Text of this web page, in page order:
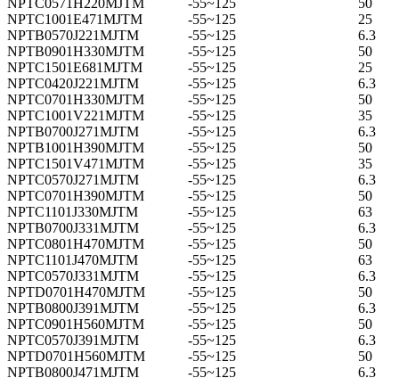
NPTC1001E471MJTM
-55~125
25
NPTB0570J221MJTM
-55~125
6.3
NPTB0901H330MJTM
-55~125
50
NPTC1501E681MJTM
-55~125
25
NPTC0420J221MJTM
-55~125
6.3
NPTC0701H330MJTM
-55~125
50
NPTC1001V221MJTM
-55~125
35
NPTB0700J271MJTM
-55~125
6.3
NPTB1001H390MJTM
-55~125
50
NPTC1501V471MJTM
-55~125
35
NPTC0570J271MJTM
-55~125
6.3
NPTC0701H390MJTM
-55~125
50
NPTC1101J330MJTM
-55~125
63
NPTB0700J331MJTM
-55~125
6.3
NPTC0801H470MJTM
-55~125
50
NPTC1101J470MJTM
-55~125
63
NPTC0570J331MJTM
-55~125
6.3
NPTD0701H470MJTM
-55~125
50
NPTB0800J391MJTM
-55~125
6.3
NPTC0901H560MJTM
-55~125
50
NPTC0570J391MJTM
-55~125
6.3
NPTD0701H560MJTM
-55~125
50
NPTB0800J471MJTM
-55~125
6.3